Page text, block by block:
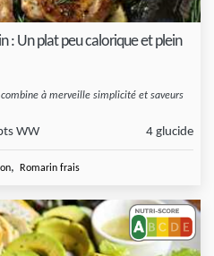
: Un plat peu calorique et plein
à merveille simplicité et saveurs
WW 4 glucide
, Romarin frais